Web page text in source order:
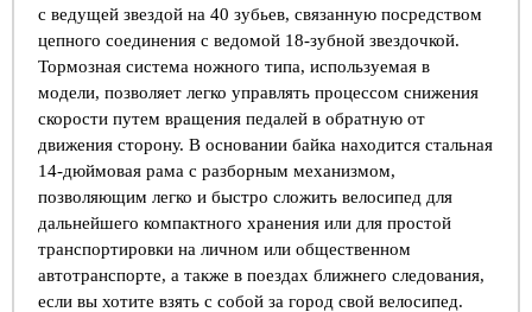
с ведущей звездой на 40 зубьев, связанную посредством
цепного соединения с ведомой 18-зубной звездочкой.
Тормозная система ножного типа, используемая в
модели, позволяет легко управлять процессом снижения
скорости путем вращения педалей в обратную от
движения сторону. В основании байка находится стальная
14-дюймовая рама с разборным механизмом,
позволяющим легко и быстро сложить велосипед для
дальнейшего компактного хранения или для простой
транспортировки на личном или общественном
автотранспорте, а также в поездах ближнего следования,
если вы хотите взять с собой за город свой велосипед.